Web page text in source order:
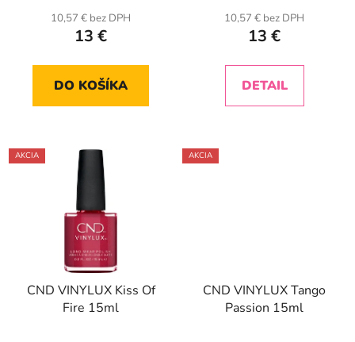
10,57 € bez DPH
13 €
DO KOŠÍKA
10,57 € bez DPH
13 €
DETAIL
AKCIA
CND VINYLUX Kiss Of
Fire 15ml
AKCIA
CND VINYLUX Tango
Passion 15ml